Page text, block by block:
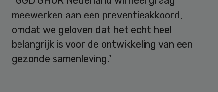
meewerken aan een preventieakkoord,
omdat we geloven dat het echt heel
belangrijk is voor de ontwikkeling van een
gezonde samenleving.”